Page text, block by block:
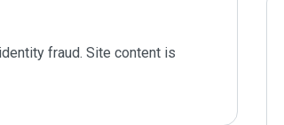
fraud. Site content is